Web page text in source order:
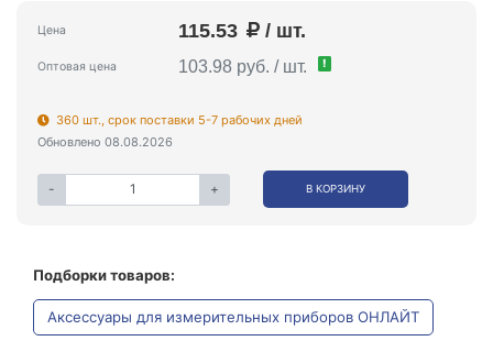
Цена 115.53 / шт.
Оптовая цена 103.98 руб. / шт. !
360 шт., срок поставки 5-7 рабочих дней
Обновлено 08.08.2026
- + В КОРЗИНУ
Подборки товаров:
Аксессуары для измерительных приборов ОНЛАЙТ